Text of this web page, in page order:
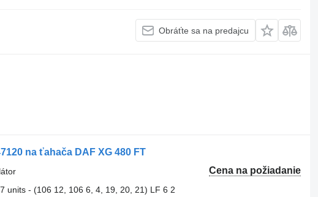
Obráťte sa na predajcu
na ťahača DAF XG 480 FT
Cena na požiadanie
units - (106 12, 106 6, 4, 19, 20, 21) LF 6 2